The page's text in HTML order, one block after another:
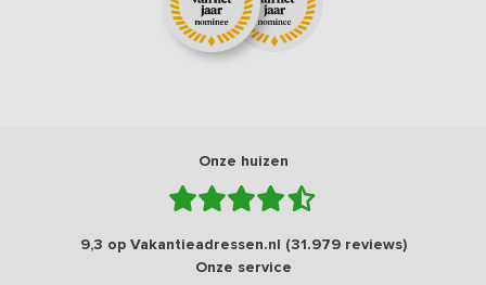
Onze huizen
9,3 op Vakantieadressen.nl (31.979 reviews)
Onze service